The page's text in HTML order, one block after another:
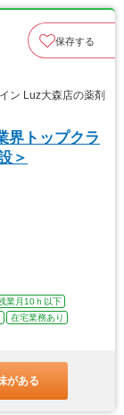
保存する
ン Luz大森店の薬剤
界トップクラ
＞
業月10ｈ以下
在宅業務あり
がある